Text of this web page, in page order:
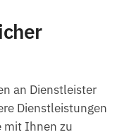
an Dienstleister
Dienstleistungen
mit Ihnen zu